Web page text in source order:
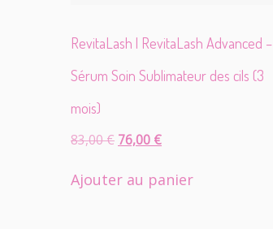
RevitaLash | RevitaLash Advanced –
Sérum Soin Sublimateur des cils (3
mois)
83,00€ Le
initial
76,00 €Le
actuel
Ajouter au panier